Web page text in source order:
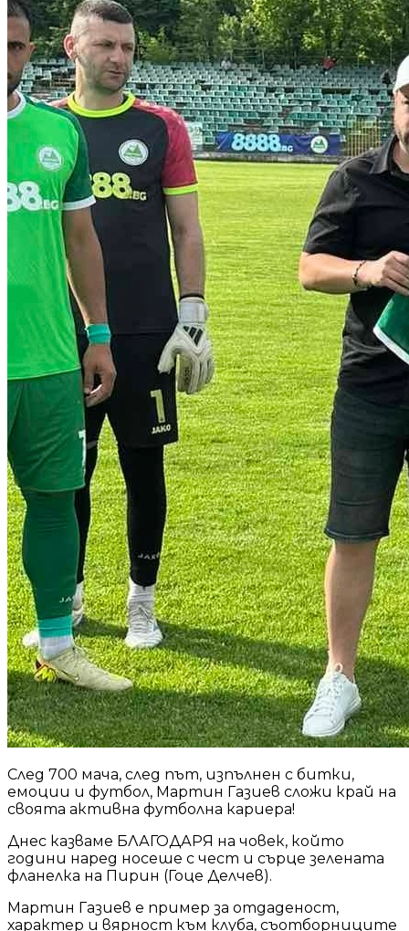
След 700 мача, след път, изпълнен с битки,
емоции и футбол, Мартин Газиев сложи край на
своята активна футболна кариера!
Днес казваме БЛАГОДАРЯ на човек, който
години наред носеше с чест и сърце зелената
фланелка на Пирин (Гоце Делчев).
Мартин Газиев е пример за отдаденост,
характер и вярност към клуба, съотборниците